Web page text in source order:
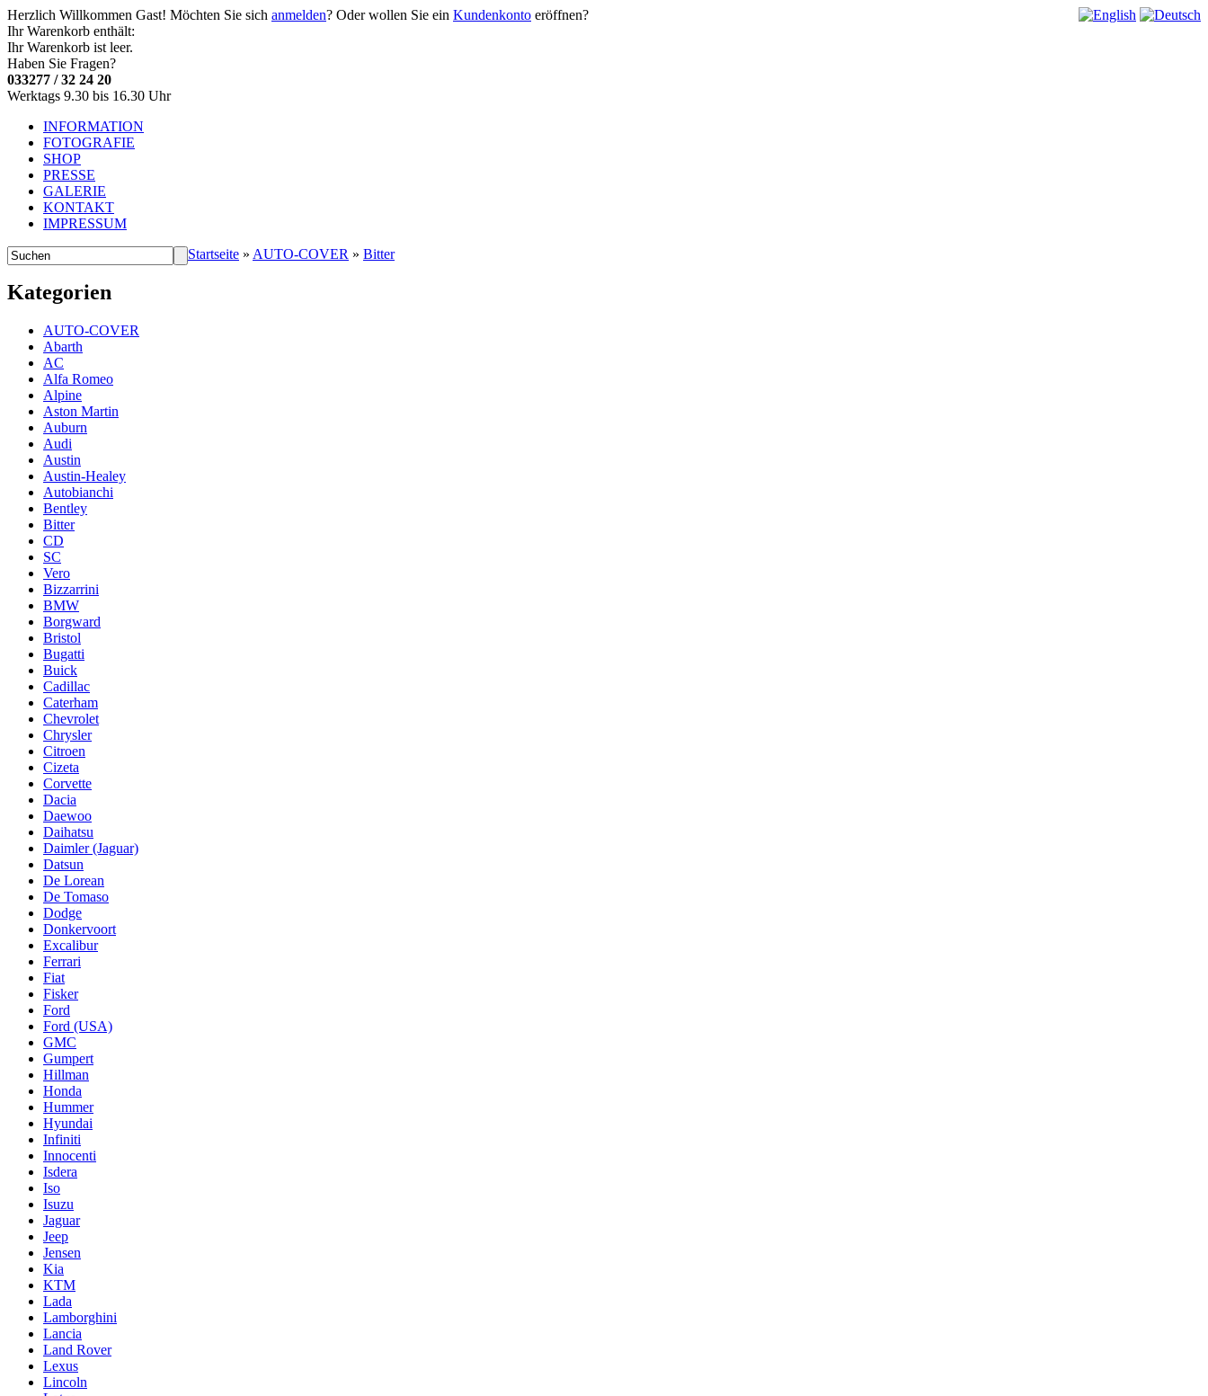
Herzlich Willkommen Gast! Möchten Sie sich anmelden? Oder wollen Sie ein Kundenkonto eröffnen?
Ihr Warenkorb enthält:
Ihr Warenkorb ist leer.
Haben Sie Fragen?
033277 / 32 24 20
Werktags 9.30 bis 16.30 Uhr
INFORMATION
FOTOGRAFIE
SHOP
PRESSE
GALERIE
KONTAKT
IMPRESSUM
Startseite » AUTO-COVER » Bitter
Kategorien
AUTO-COVER
Abarth
AC
Alfa Romeo
Alpine
Aston Martin
Auburn
Audi
Austin
Austin-Healey
Autobianchi
Bentley
Bitter
CD
SC
Vero
Bizzarrini
BMW
Borgward
Bristol
Bugatti
Buick
Cadillac
Caterham
Chevrolet
Chrysler
Citroen
Cizeta
Corvette
Dacia
Daewoo
Daihatsu
Daimler (Jaguar)
Datsun
De Lorean
De Tomaso
Dodge
Donkervoort
Excalibur
Ferrari
Fiat
Fisker
Ford
Ford (USA)
GMC
Gumpert
Hillman
Honda
Hummer
Hyundai
Infiniti
Innocenti
Isdera
Iso
Isuzu
Jaguar
Jeep
Jensen
Kia
KTM
Lada
Lamborghini
Lancia
Land Rover
Lexus
Lincoln